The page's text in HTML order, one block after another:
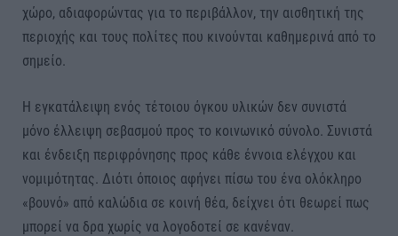
χώρο, αδιαφορώντας για το περιβάλλον, την αισθητική της
περιοχής και τους πολίτες που κινούνται καθημερινά από το
σημείο.
Η εγκατάλειψη ενός τέτοιου όγκου υλικών δεν συνιστά
μόνο έλλειψη σεβασμού προς το κοινωνικό σύνολο. Συνιστά
και ένδειξη περιφρόνησης προς κάθε έννοια ελέγχου και
νομιμότητας. Διότι όποιος αφήνει πίσω του ένα ολόκληρο
«βουνό» από καλώδια σε κοινή θέα, δείχνει ότι θεωρεί πως
μπορεί να δρα χωρίς να λογοδοτεί σε κανέναν.